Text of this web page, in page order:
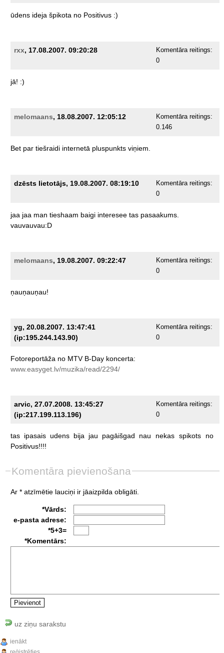
ūdens ideja špikota no Positivus :)
rxx, 17.08.2007. 09:20:28
Komentāra reitings:
0
jā! :)
melomaans, 18.08.2007. 12:05:12
Komentāra reitings:
0.146
Bet par tiešraidi internetā pluspunkts viņiem.
dzēsts lietotājs, 19.08.2007. 08:19:10
Komentāra reitings:
0
jaa jaa man tieshaam baigi interesee tas pasaakums.
vauvauvau:D
melomaans, 19.08.2007. 09:22:47
Komentāra reitings:
0
ņauņauņau!
yg, 20.08.2007. 13:47:41
(ip:195.244.143.90)
Komentāra reitings:
0
Fotoreportāža no MTV B-Day koncerta:
www.easyget.lv/muzika/read/2294/
arvic, 27.07.2008. 13:45:27
(ip:217.199.113.196)
Komentāra reitings:
0
tas ipasais udens bija jau pagāišgad nau nekas spikots
no
Positivus!!!!
Komentāra pievienošana
Ar * atzīmētie lauciņi ir jāaizpilda obligāti.
*Vārds:
e-pasta adrese:
*5+3=
*Komentārs:
uz ziņu sarakstu
ienākt